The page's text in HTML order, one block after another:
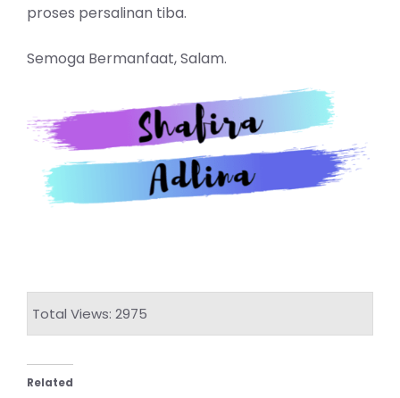
proses persalinan tiba.
Semoga Bermanfaat, Salam.
Total Views: 2975
Related